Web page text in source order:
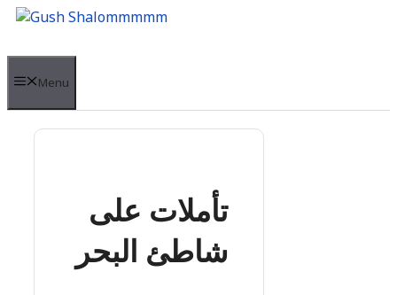
Skip
content
Menu
تأملات على
شاطئ البحر